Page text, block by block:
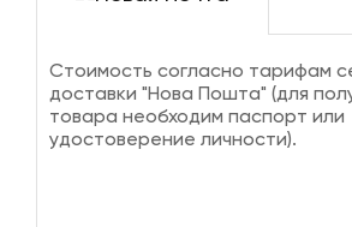
Стоимость согласно тарифам
доставки "Нова Пошта" (для
товара необходим паспорт или
удостоверение личности).